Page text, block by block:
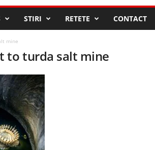
STIRI RETETE CONTACT
mine
to turda salt mine